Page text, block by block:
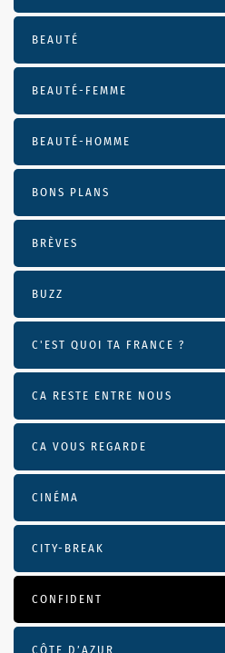
BEAUTÉ
BEAUTÉ-FEMME
BEAUTÉ-HOMME
BONS PLANS
BRÈVES
BUZZ
C'EST QUOI TA FRANCE ?
CA RESTE ENTRE NOUS
CA VOUS REGARDE
CINÉMA
CITY-BREAK
CONFIDENT
CÔTE D’AZUR